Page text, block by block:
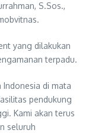
S.Sos.,
yang dilakukan
terpadu.
Indonesia di mata
pendukung
Kami akan terus
seluruh